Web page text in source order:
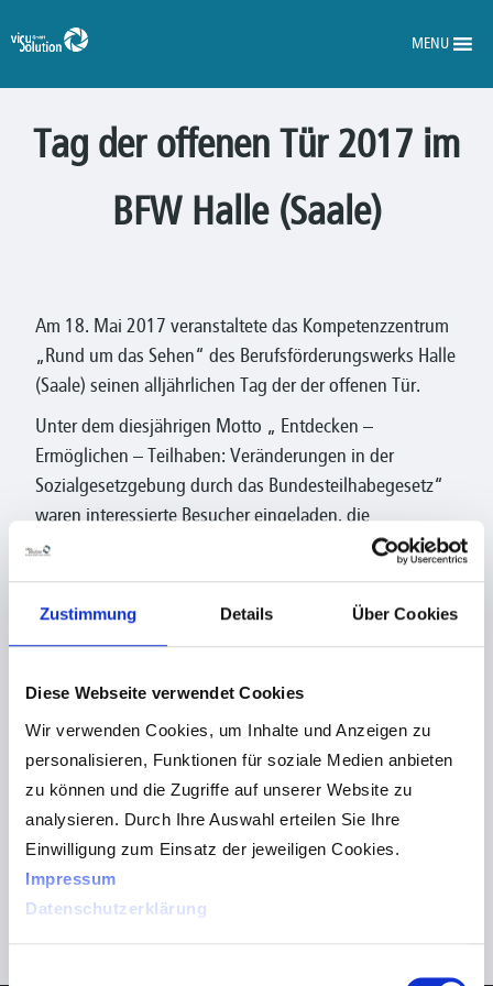
Zustimmung Details Über Cookies
Diese Webseite verwendet Cookies
Wir verwenden Cookies, um Inhalte und Anzeigen zu
personalisieren, Funktionen für soziale Medien anbieten
zu können und die Zugriffe auf unserer Website zu
analysieren. Durch Ihre Auswahl erteilen Sie Ihre
Einwilligung zum Einsatz der jeweiligen Cookies.
Impressum
Datenschutzerklärung
MENU
Tag der offenen Tür 2017 im
BFW Halle (Saale)
Am 18. Mai 2017 veranstaltete das Kompetenzzentrum
„Rund um das Sehen“ des Berufsförderungswerks Halle
(Saale) seinen alljährlichen Tag der der offenen Tür.
Unter dem diesjährigen Motto „ Entdecken –
Ermöglichen – Teilhaben: Veränderungen in der
Sozialgesetzgebung durch das Bundesteilhabegesetz“
waren interessierte Besucher eingeladen, die
Räumlichkeiten und Ausstattung des BFW Halle (Saale)
zu besichtigen, an spannenden Präsentationen und
Mitmachaktionen teilzunehmen und sich über
blindentechnischen Hilfsmittelausstellung
Mitteldeutschlands geladen. Und die visuSolution
GmbH war auch dabei. Unsere Mitarbeiterinnen unseres
Low-Vision-Teams Frau Schüttler und Frau König
präsentierten dort gemeinsam erfolgreich unsere
Produkte für den Bereich elektronische Sehhilfen,
knüpfte Kontakte und sammelten wertvolle Erfahrungen